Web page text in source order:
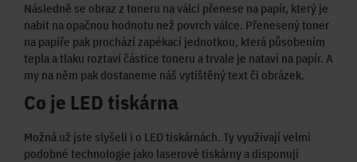
Následně se obraz z toneru na válci přenese na papír, který je
nabit na opačnou hodnotu než povrch válce. Přenesený toner
na papíře pak prochází zapékací jednotkou, která působením
tepla a tlaku roztaví částice toneru a trvale je nataví na papír. A
my na něm pak dostaneme náš vytištěný text či obrázek.
Co je LED tiskárna
Možná už jste slyšeli i o LED tiskárnách. Ty využívají velmi
podobné technologie jako laserové tiskárny a disponují